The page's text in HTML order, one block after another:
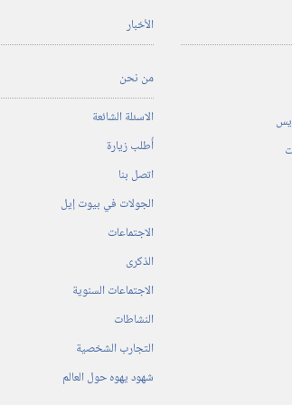
الأخبار
من نحن
الاسئلة الشائعة
أُطلب زيارة
اتصل بنا
الجولات في بيوت إيل
الاجتماعات
الذكرى
الاجتماعات السنوية
النشاطات
التجارب الشخصية
شهود يهوه حول العالم